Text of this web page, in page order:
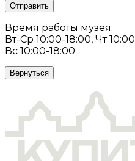
Отправить
Время работы музея:
Вт-Ср 10:00-18:00, Чт
Вс 10:00-18:00
Вернуться